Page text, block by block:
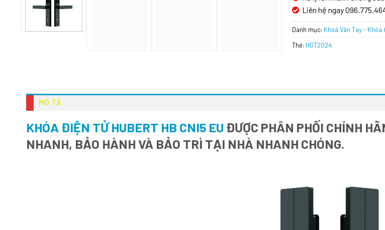
Liên hệ ngay
Danh mục: Khoá Vân Tay -
Thẻ: HOT2024
MÔ TẢ
KHÓA ĐIỆN TỬ HUBERT HB CNI5 EU ĐƯỢC PHÂN PHỐI CHÍNH
NHANH, BẢO HÀNH VÀ BẢO TRÌ TẠI NHÀ NHANH CHÓNG.